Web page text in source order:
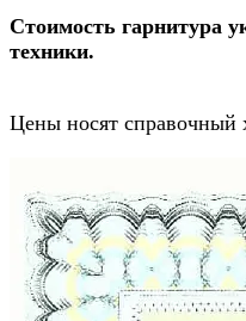
Стоимость гарнитура
техники.
Цены носят справочный